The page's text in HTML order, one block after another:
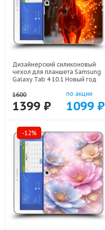
Дизайнерский силиконовый
чехол для планшета Samsung
Galaxy Tab 4 10.1 Новый год
1600
1399 ₽
по акции
1099 ₽
-12%